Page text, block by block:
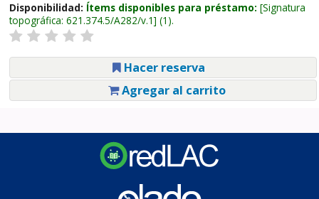
Disponibilidad: Ítems disponibles para préstamo: Signatura
topográfica: 621.374.5/A282/v.1 (1).
Hacer reserva
Agregar al carrito